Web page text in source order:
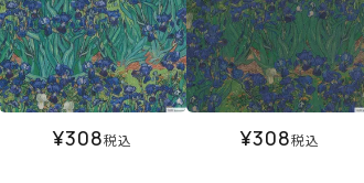
¥308税込 ¥308税込